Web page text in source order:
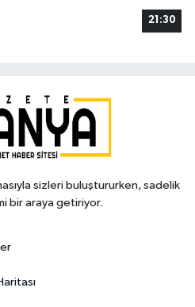
21:30
sizleri buluştururken, sadelik
bir araya getiriyor.